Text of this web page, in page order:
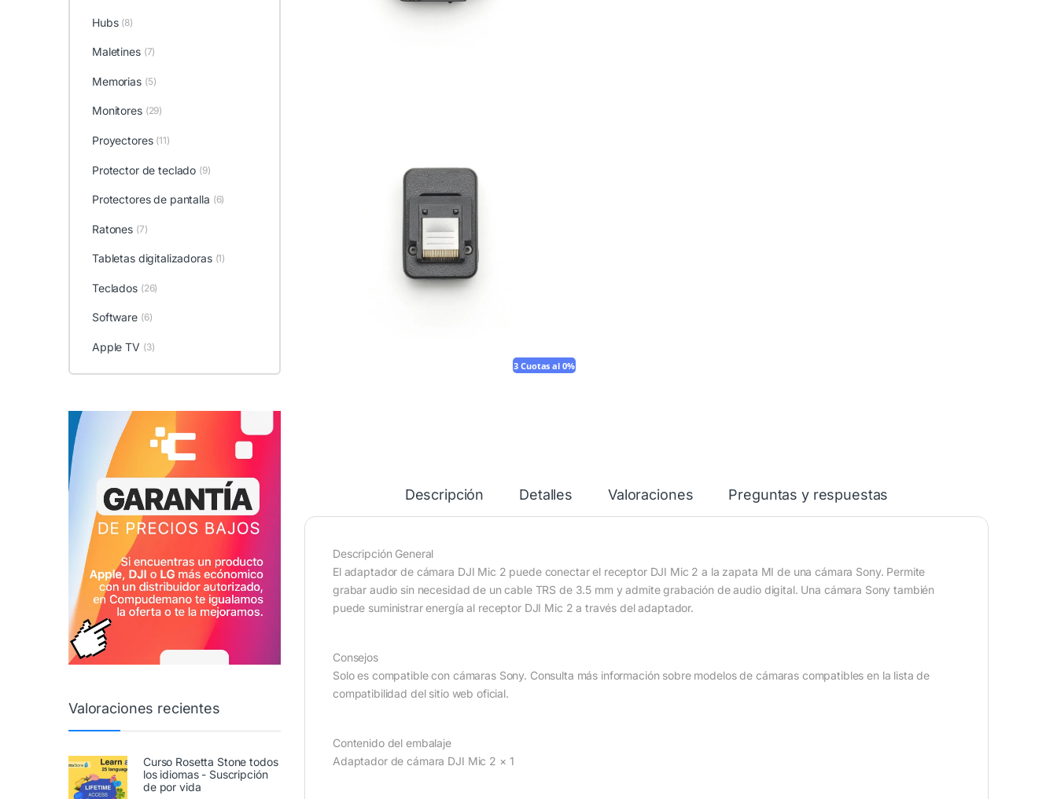
3 Cuotas al 0%
Descripción Detalles Valoraciones Preguntas y respuestas
Descripción General
El ‌adaptador de cámara DJI Mic 2 puede conectar el receptor DJI Mic 2 a la zapata MI de una cámara Sony. Permite
grabar audio sin necesidad de un cable TRS de 3.5 mm y admite grabación de audio digital. Una cámara Sony también
puede suministrar energía al receptor DJI Mic 2 a través del adaptador.
Consejos
Solo es compatible con cámaras Sony. Consulta más información sobre modelos de cámaras compatibles en la lista de
compatibilidad del sitio web oficial.
Contenido del embalaje
Adaptador de cámara DJI Mic 2 × 1
Hubs (8)
Maletines (7)
Memorias (5)
Monitores (29)
Proyectores (11)
Protector de teclado (9)
Protectores de pantalla (6)
Ratones (7)
Tabletas digitalizadoras (1)
Teclados (26)
Software (6)
Apple TV (3)
Valoraciones recientes
Curso Rosetta Stone todos
los idiomas - Suscripción
de por vida